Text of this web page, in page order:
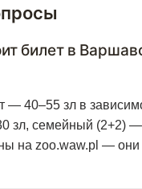
билет в
— 40–55 зл в
зл, семейный (2+2) —
на zoo.waw.pl —